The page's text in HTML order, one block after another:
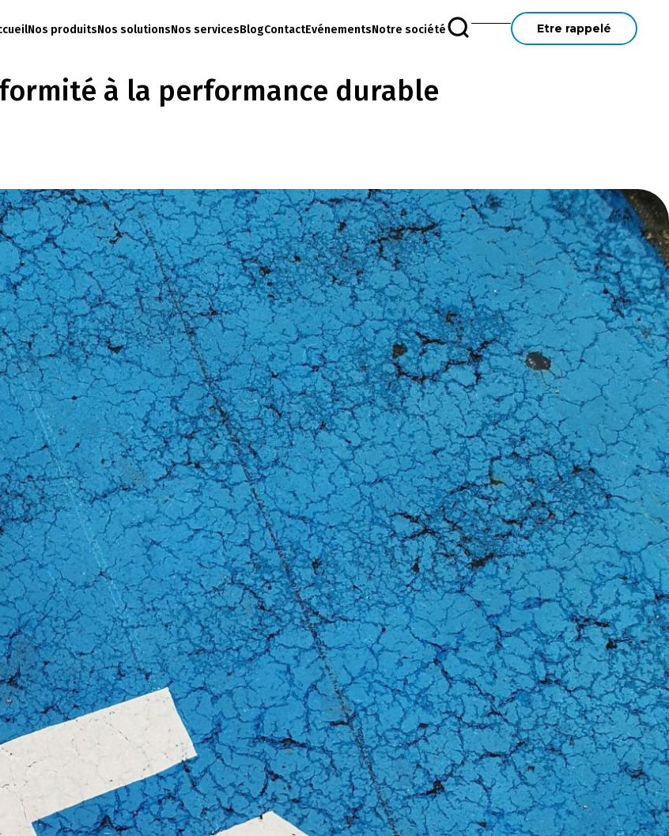
Nos produitsNos solutionsNos servicesBlogContactEvénementsNotre société Etre rappelé
à la performance durable